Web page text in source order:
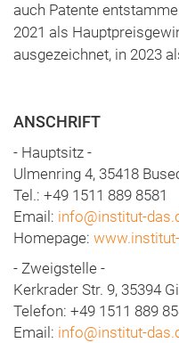
auch Patente
2021 als
ausgezeichnet, in 2023
ANSCHRIFT
- Hauptsitz -
Ulmenring 4, 35418
Tel.: +49 1511 889 8581
Email: info@institut-
Homepage:
- Zweigstelle -
Kerkrader Str. 9, 35394
Telefon: +49 1511 889
Email: info@institut-